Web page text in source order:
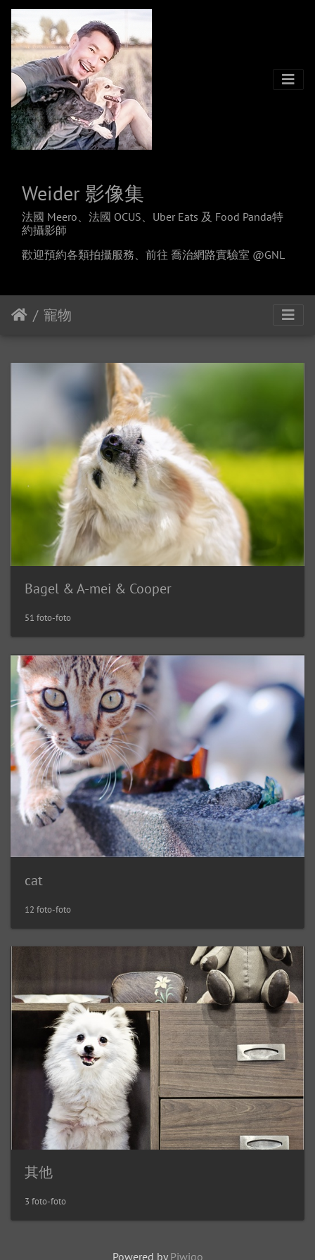
Weider 影像集
法國 Meero、法國 OCUS、Uber Eats 及 Food Panda特
約攝影師
歡迎預約各類拍攝服務、 前往 喬治網路實驗室 @GNL
寵物
Bagel & A-mei & Cooper
51 foto-foto
cat
12 foto-foto
其他
3 foto-foto
Powered by Piwigo